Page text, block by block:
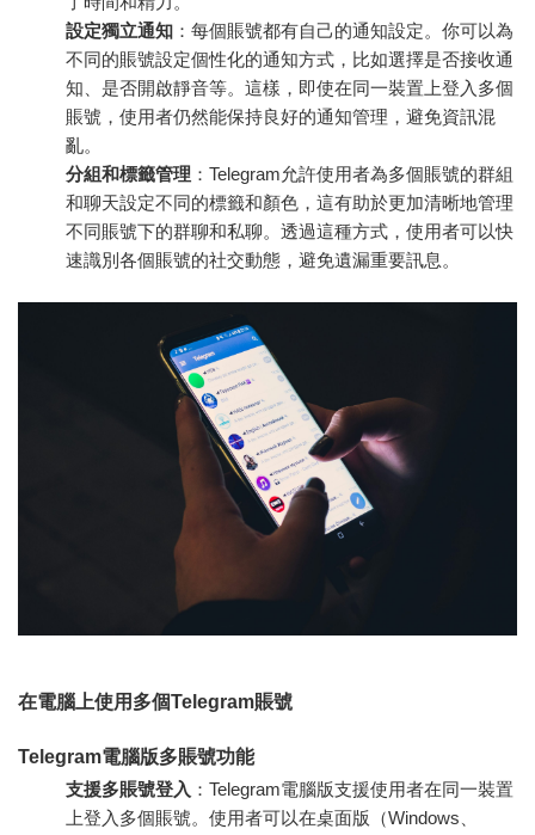
設定獨立通知 ：每個賬號都有自己的通知設定。你可以為
不同的賬號設定個性化的通知方式，比如選擇是否接收通
知、是否開啟靜音等。這樣，即使在同一裝置上登入多個
賬號，使用者仍然能保持良好的通知管理，避免資訊混
亂。
分組和標籤管理 ：Telegram允許使用者為多個賬號的群組
和聊天設定不同的標籤和顏色，這有助於更加清晰地管理
不同賬號下的群聊和私聊。透過這種方式，使用者可以快
速識別各個賬號的社交動態，避免遺漏重要訊息。
在電腦上使用多個Telegram賬號
Telegram電腦版多賬號功能
支援多賬號登入 ：Telegram電腦版支援使用者在同一裝置
上登入多個賬號。使用者可以在桌面版（Windows、